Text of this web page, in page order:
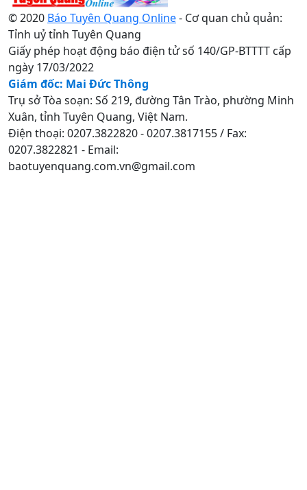
© 2020 Báo Tuyên Quang Online- Cơ quan chủ quản:
Tỉnh uỷ tỉnh Tuyên Quang
Giấy phép hoạt động báo điện tử số 140/GP-BTTTT cấp
ngày 17/03/2022
Giám đốc: Mai Đức Thông
Trụ sở Tòa soạn: Số 219, đường Tân Trào, phường Minh
Xuân, tỉnh Tuyên Quang, Việt Nam.
Điện thoại: 0207.3822820 - 0207.3817155 / Fax:
0207.3822821 - Email:
baotuyenquang.com.vn@gmail.com